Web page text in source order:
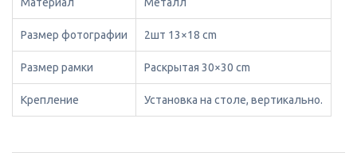
Размер фотографии 2шт 13×18 cm
Размер рамки Раскрытая 30×30 cm
Крепление Установка на столе, вертикально.